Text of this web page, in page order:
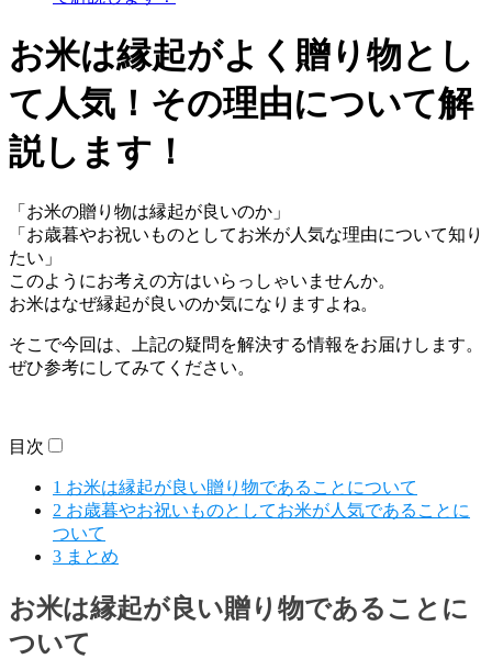
お米は縁起がよく贈り物とし
て人気！その理由について解
説します！
「お米の贈り物は縁起が良いのか」
「お歳暮やお祝いものとしてお米が人気な理由について知り
たい」
このようにお考えの方はいらっしゃいませんか。
お米はなぜ縁起が良いのか気になりますよね。
そこで今回は、上記の疑問を解決する情報をお届けします。
ぜひ参考にしてみてください。
目次
1 お米は縁起が良い贈り物であることについて
2 お歳暮やお祝いものとしてお米が人気であることに
ついて
3 まとめ
お米は縁起が良い贈り物であることに
ついて